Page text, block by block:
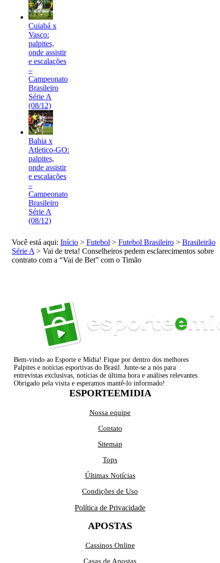
Cuiabá x
Vasco:
palpites,
onde assistir
e escalações
–
Campeonato
Brasileiro
Série A
(08/12)
Bahia x
Atletico-GO:
palpites,
onde assistir
e escalações
–
Campeonato
Brasileiro
Série A
(08/12)
Você está aqui: Início > Futebol > Futebol Brasileiro > Brasileirão
Série A > Vai de treta! Conselheiros pedem esclarecimentos sobre
contrato com a “Vai de Bet” com o Timão
Bem-vindo ao Esporte e Mídia! Fique por dentro dos melhores
Palpites e notícias esportivas do Brasil. Junte-se a nós para
entrevistas exclusivas, notícias de última hora e análises relevantes.
Obrigado pela visita e esperamos mantê-lo informado!
ESPORTEEMIDIA
Nossa equipe
Contato
Sitemap
Tops
Últimas Notícias
Condições de Uso
Política de Privacidade
APOSTAS
Cassinos Online
Casas de Apostas